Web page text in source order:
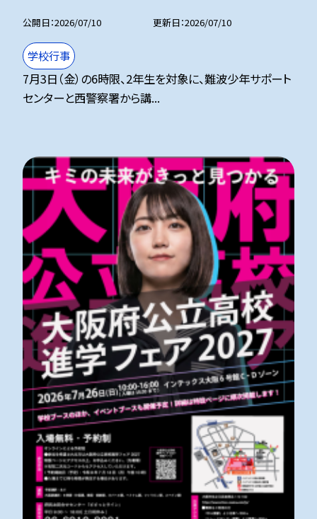
公開日 2026/07/10 更新日 2026/07/10
学校行事
7月3日（金）の6時限、2年生を対象に、難波少年サポート
センターと西警察署から講...